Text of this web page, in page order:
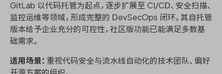
GitLab 以代码托管为起点，逐步扩展至 CI/CD、安全扫描、
监控运维等领域，形成完整的 DevSecOps 闭环。其自托管
版本给予企业充分的可控性，社区版功能已能满足多数基
础需求。
适用场景： 重视代码安全与流水线自动化的技术团队、偏好